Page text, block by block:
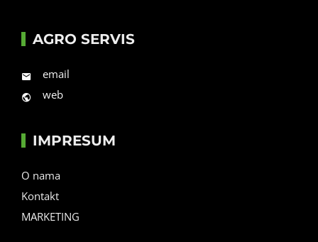
AGRO SERVIS
email
web
IMPRESUM
O nama
Kontakt
MARKETING